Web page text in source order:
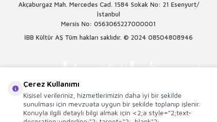
Akçaburgaz Mah. Mercedes Cad. 1584 Sokak No: 21 Esenyurt/
İstanbul
Mersis No: 0563065227000001
İBB Kültür AŞ Tüm hakları saklıdır. © 2024 08504808946
Çerez Kullanımı
Kişisel verileriniz, hizmetlerimizin daha iyi bir şekilde
sunulması için mevzuata uygun bir şekilde toplanıp işlenir.
Konuyla ilgili detaylı bilgi almak için <2;a style="2;text-